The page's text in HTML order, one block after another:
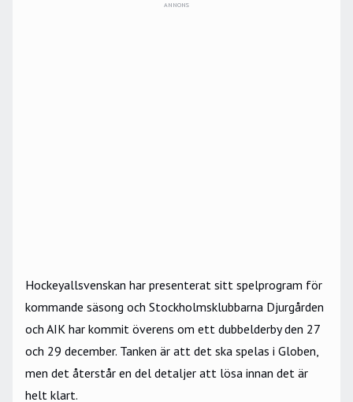
ANNONS
Hockeyallsvenskan har presenterat sitt spelprogram för
kommande säsong och Stockholmsklubbarna Djurgården
och AIK har kommit överens om ett dubbelderby den 27
och 29 december. Tanken är att det ska spelas i Globen,
men det återstår en del detaljer att lösa innan det är
helt klart.